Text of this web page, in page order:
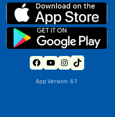
App Version: 6.1.